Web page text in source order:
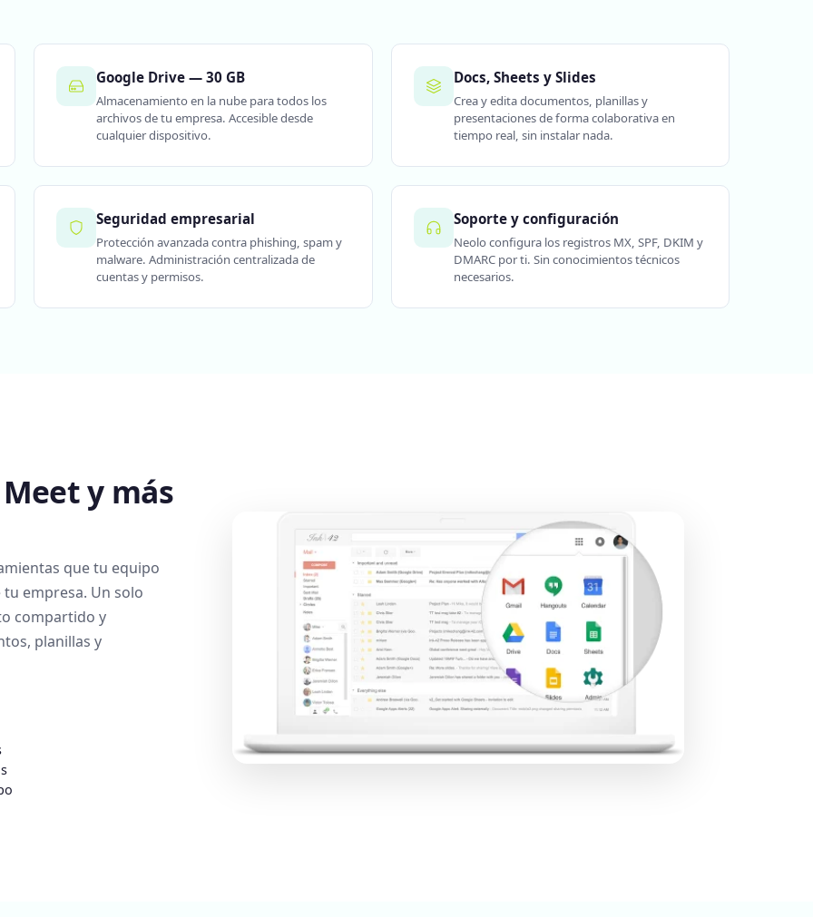
Google Drive — 30 GB
Almacenamiento en la nube para todos los
archivos de tu empresa. Accesible desde
cualquier dispositivo.
Docs, Sheets y Slides
Crea y edita documentos, planillas y
presentaciones de forma colaborativa en
tiempo real, sin instalar nada.
Seguridad empresarial
Protección avanzada contra phishing, spam y
malware. Administración centralizada de
cuentas y permisos.
Soporte y configuración
Neolo configura los registros MX, SPF, DKIM y
DMARC por ti. Sin conocimientos técnicos
necesarios.
y más
que tu equipo
empresa. Un solo
compartido y
planillas y